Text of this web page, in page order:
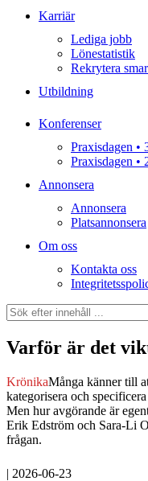
Karriär
Lediga jobb
Lönestatistik
Rekrytera
Utbildning
Konferenser
Praxisdagen •
Praxisdagen •
Annonsera
Annonsera
Platsannonsera
Om oss
Kontakta oss
Sök
Varför är det
KrönikaMånga känner till
kategorisera och
Men hur avgörande är
Erik Edström och Sara-Li
frågan.
| 2026-06-23